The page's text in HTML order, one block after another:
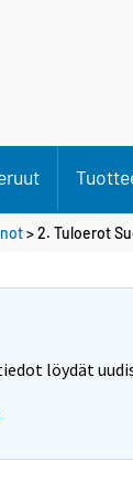
> 2. Tuloerot
löydät